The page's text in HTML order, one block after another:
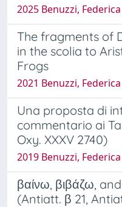
2025 Benuzzi, Federica
The fragments of
in the scolia to
Frogs
2021 Benuzzi, Federica
Una proposta di
commentario ai
Oxy. XXXV 2740)
2019 Benuzzi, Federica
βαίνω, βιβάζω,
(Antiatt. β 21,